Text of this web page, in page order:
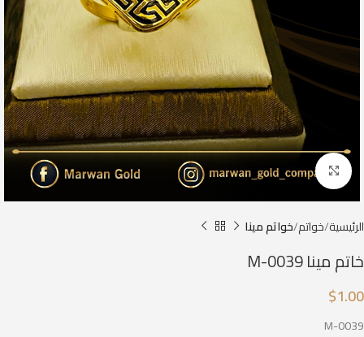
Click to enlarge
الرئيسية خواتم خواتم مينا
خاتم مينا M-0039
$1.00
M-0039